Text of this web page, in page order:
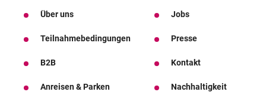
Über uns Jobs
Teilnahmebedingungen Presse
B2B Kontakt
Anreisen & Parken Nachhaltigkeit